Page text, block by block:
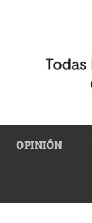
OPINIÓN